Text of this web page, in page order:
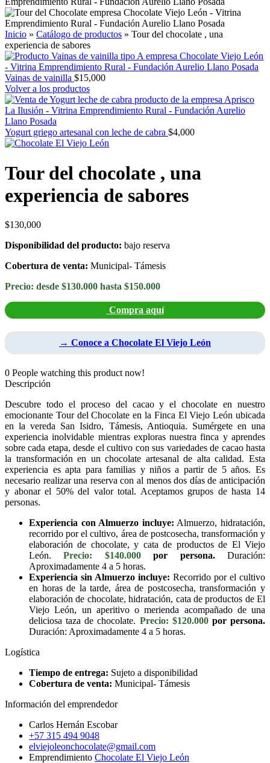
Inicio » Catálogo de productos » Tour del chocolate , una
experiencia de sabores
Vainas de vainilla $15,000
Volver a los productos
Yogurt griego artesanal con leche de cabra $4,000
Tour del chocolate , una
experiencia de sabores
$130,000
Disponibilidad del producto: bajo reserva
Cobertura de venta: Municipal- Támesis
Precio: desde $130.000 hasta $150.000
Compra aquí
→ Conoce a Chocolate El Viejo León
0 People watching this product now!
Descripción
Descubre todo el proceso del cacao y el chocolate en nuestro
emocionante Tour del Chocolate en la Finca El Viejo León ubicada
en la vereda San Isidro, Támesis, Antioquia. Sumérgete en una
experiencia inolvidable mientras exploras nuestra finca y aprendes
sobre cada etapa, desde el cultivo con sus variedades de cacao hasta
la transformación en un chocolate artesanal de alta calidad. Esta
experiencia es apta para familias y niños a partir de 5 años. Es
necesario realizar una reserva con al menos dos días de anticipación
y abonar el 50% del valor total. Aceptamos grupos de hasta 14
personas.
Experiencia con Almuerzo incluye: Almuerzo, hidratación,
recorrido por el cultivo, área de postcosecha, transformación y
elaboración de chocolate, y cata de productos de El Viejo
León.Precio: $140.000por persona.Duración:
Aproximadamente 4 a 5 horas.
Experiencia sin Almuerzo incluye: Recorrido por el cultivo
en horas de la tarde, área de postcosecha, transformación y
elaboración de chocolate, hidratación, cata de productos de El
Viejo León, un aperitivo o merienda acompañado de una
deliciosa taza de chocolate. Precio: $120.000por persona.
Duración: Aproximadamente 4 a 5 horas.
Logística
Tiempo de entrega: Sujeto a disponibilidad
Cobertura de venta: Municipal- Támesis
Información del emprendedor
Carlos Hernán Escobar
+57 315 494 9048
elviejoleonchocolate@gmail.com
Emprendimiento Chocolate El Viejo León